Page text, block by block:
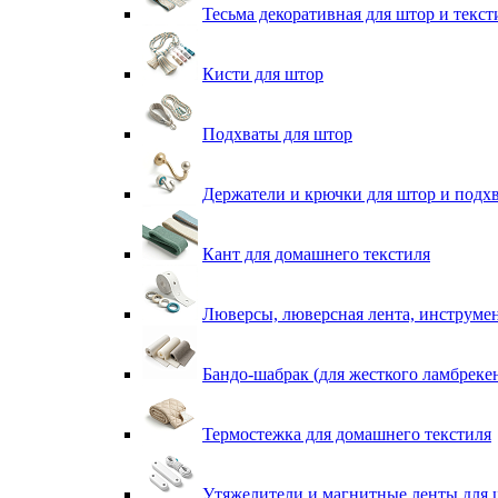
Тесьма декоративная для штор и
Кисти для штор
Подхваты для штор
Держатели и крючки для штор и
Кант для домашнего текстиля
Люверсы, люверсная лента,
Бандо-шабрак (для жесткого
Термостежка для домашнего текстиля
Утяжелители и магнитные ленты для